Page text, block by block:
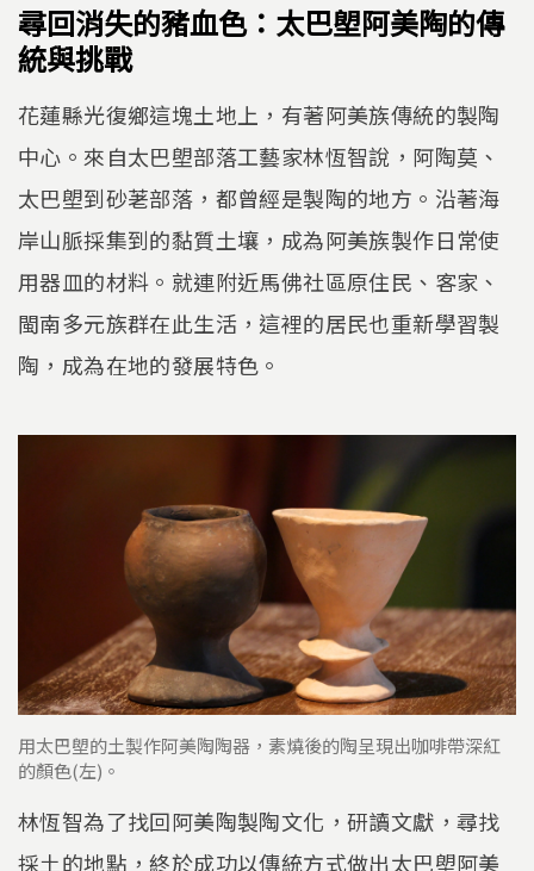
尋回消失的豬血色：太巴塱阿美陶的傳
統與挑戰
花蓮縣光復鄉這塊土地上，有著阿美族傳統的製陶
中心。來自太巴塱部落工藝家林恆智說，阿陶莫、
太巴塱到砂荖部落，都曾經是製陶的地方。沿著海
岸山脈採集到的黏質土壤，成為阿美族製作日常使
用器皿的材料。就連附近馬佛社區原住民、客家、
閩南多元族群在此生活，這裡的居民也重新學習製
陶，成為在地的發展特色。
用太巴塱的土製作阿美陶陶器，素燒後的陶呈現出咖啡帶深紅
的顏色(左)。
林恆智為了找回阿美陶製陶文化，研讀文獻，尋找
採土的地點，終於成功以傳統方式做出太巴塱阿美